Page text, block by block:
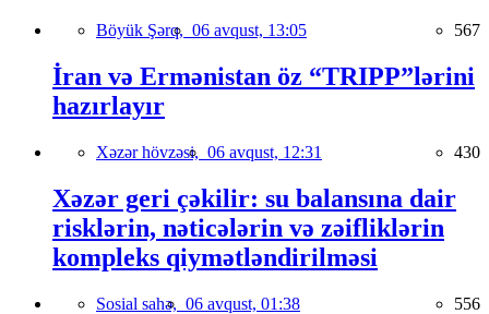
Böyük Şərq, 06 avqust, 13:05 567
İran və Ermənistan öz “TRIPP”lərini
hazırlayır
Xəzər hövzəsi, 06 avqust, 12:31 430
Xəzər geri çəkilir: su balansına dair
risklərin, nəticələrin və zəifliklərin
kompleks qiymətləndirilməsi
Sosial sahə, 06 avqust, 01:38 556